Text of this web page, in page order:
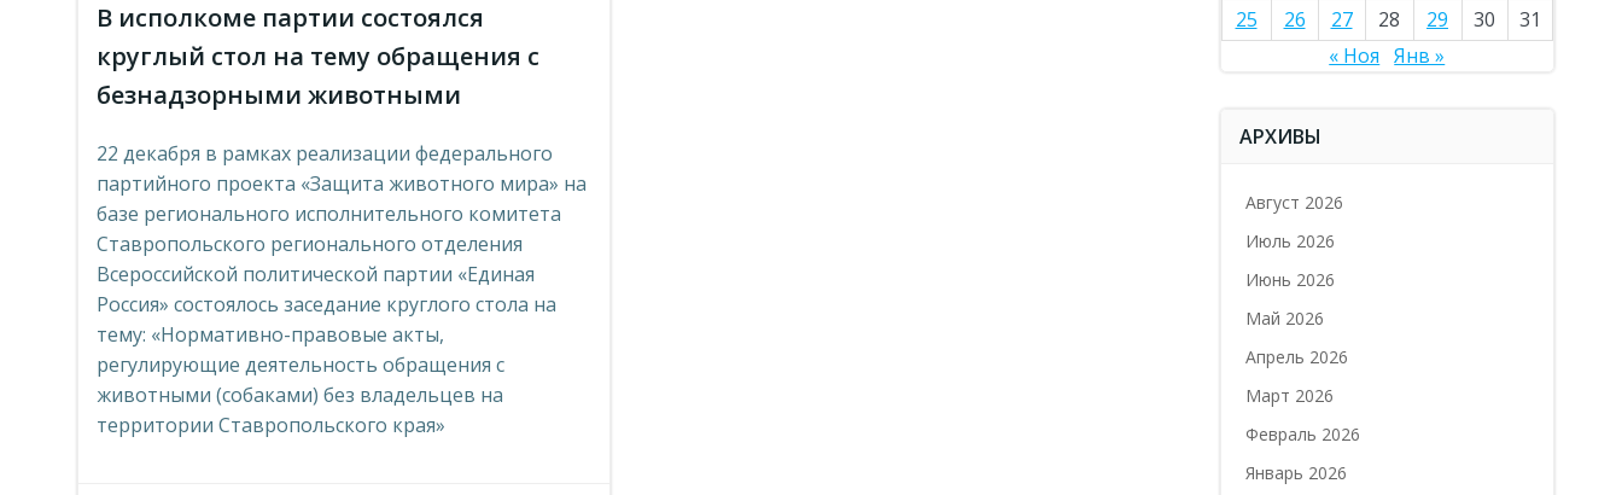
В исполкоме партии состоялся
круглый стол на тему обращения с
безнадзорными животными
22 декабря в рамках реализации федерального
партийного проекта «Защита животного мира» на
базе регионального исполнительного комитета
Ставропольского регионального отделения
Всероссийской политической партии «Единая
Россия» состоялось заседание круглого стола на
тему: «Нормативно-правовые акты,
регулирующие деятельность обращения с
животными (собаками) без владельцев на
территории Ставропольского края»
25
26 27 28 29 30
31
« Ноя
Янв »
АРХИВЫ
Август 2026
Июль 2026
Июнь 2026
Май 2026
Апрель 2026
Март 2026
Февраль 2026
Январь 2026